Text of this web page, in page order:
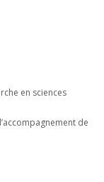
en sciences
de